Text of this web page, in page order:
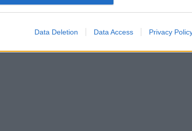
Data Deletion Data Access Privacy